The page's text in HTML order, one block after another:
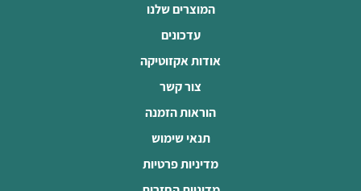
המוצרים שלנו
עדכונים
אודות אקזוטיקה
צור קשר
הוראות הזמנה
תנאי שימוש
מדיניות פרטיות